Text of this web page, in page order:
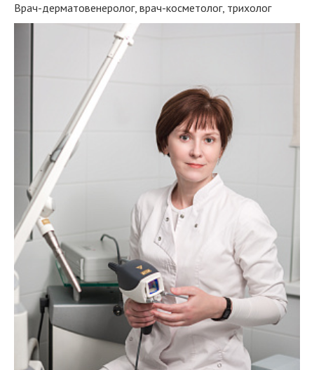
Врач-дерматовенеролог, врач-косметолог, трихолог